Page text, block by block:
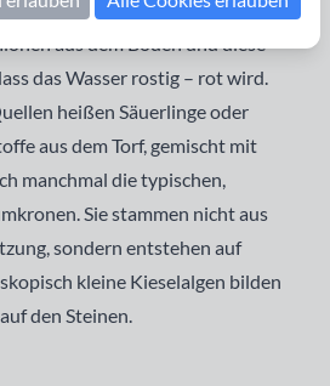
Stoffe) gelöst sind. Außerdem löst
aus dem Boden und diese
das Wasser rostig – rot wird.
heißen Säuerlinge oder
aus dem Torf, gemischt mit
manchmal die typischen,
Sie stammen nicht aus
sondern entstehen auf
kleine Kieselalgen bilden
den Steinen.